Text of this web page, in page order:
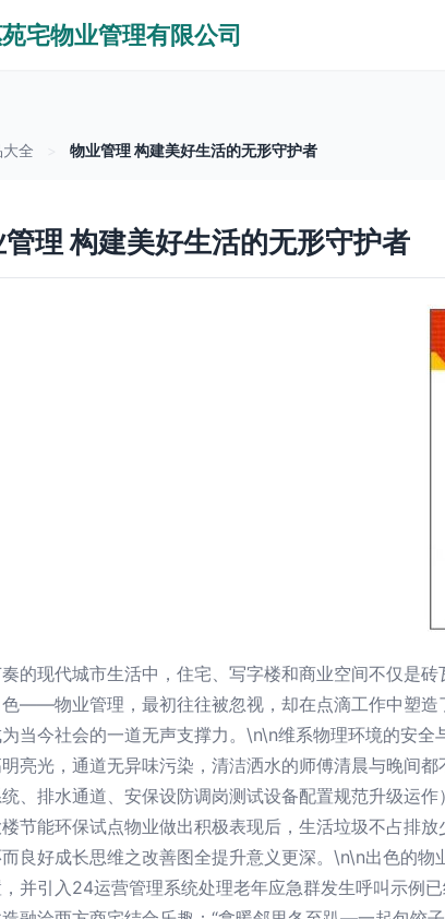
宅物业管理有限公司
大全 物业管理 构建美好生活的无形守护者
理 构建美好生活的无形守护者
的现代城市生活中，住宅、写字楼和商业空间不仅是
——物业管理，最初往往被忽视，却在点滴工作中塑造
当今社会的一道无声支撑力。\n\n维系物理环境的安
亮光，通道无异味污染，清洁洒水的师傅清晨与晚间
、排水通道、安保设防调岗测试设备配置规范升级运
节能环保试点物业做出积极表现后，生活垃圾不占排
良好成长思维之改善图全提升意义更深。\n\n出色的
并引入24运营管理系统处理老年应急群发生呼叫示例